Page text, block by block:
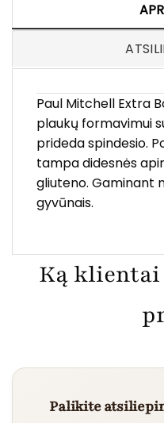
Paul Mitchell Extra
plaukų formavimui
prideda spindesio.
tampa didesnės
gliuteno. Gaminant
gyvūnais.
Ką klientai
Palikite